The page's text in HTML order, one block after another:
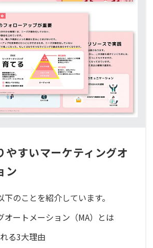
やすいマーケティングオ
ン
のことを紹介しています。
オートメーション（MA）とは
る3大理由